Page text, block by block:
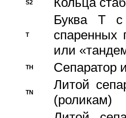
S2
T
Буква T с
спаренных
или
TH Сепаратор
TN
Литой
(роликам)